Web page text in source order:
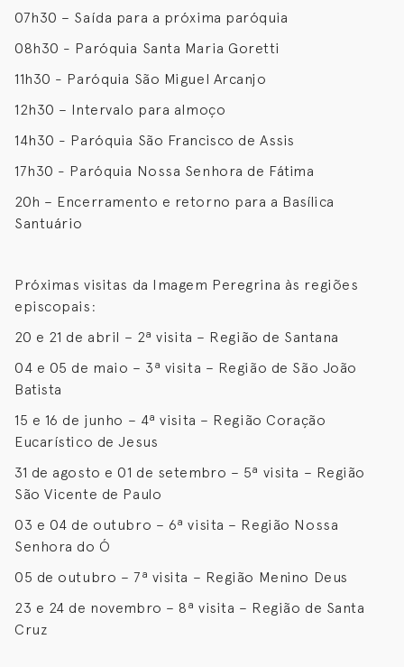
07h30 – Saída para a próxima paróquia
08h30 - Paróquia Santa Maria Goretti
11h30 - Paróquia São Miguel Arcanjo
12h30 – Intervalo para almoço
14h30 - Paróquia São Francisco de Assis
17h30 - Paróquia Nossa Senhora de Fátima
20h – Encerramento e retorno para a Basílica
Santuário
Próximas visitas da Imagem Peregrina às regiões
episcopais:
20 e 21 de abril – 2ª visita – Região de Santana
04 e 05 de maio – 3ª visita – Região de São João
Batista
15 e 16 de junho – 4ª visita – Região Coração
Eucarístico de Jesus
31 de agosto e 01 de setembro – 5ª visita – Região
São Vicente de Paulo
03 e 04 de outubro – 6ª visita – Região Nossa
Senhora do Ó
05 de outubro – 7ª visita – Região Menino Deus
23 e 24 de novembro – 8ª visita – Região de Santa
Cruz